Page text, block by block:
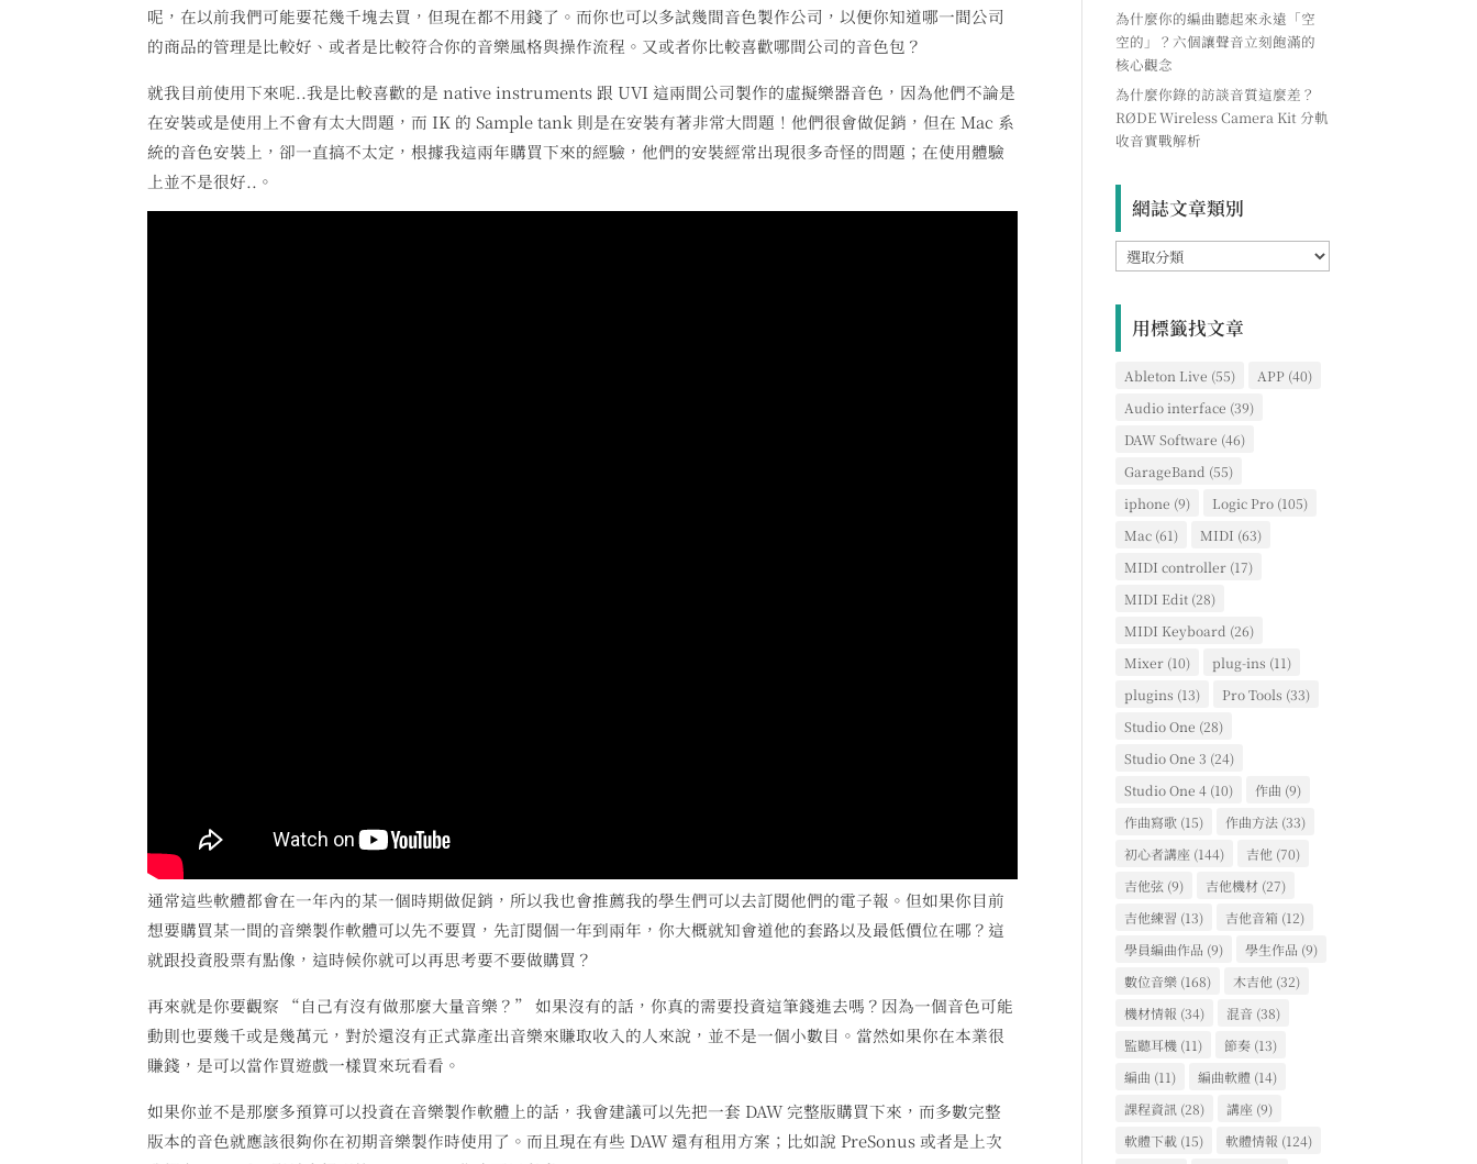
呢，在以前我們可能要花幾千塊去買，但現在都不用錢了。而你也可以多試幾間音色製作公司，以便你知道哪一間公司
的商品的管理是比較好、或者是比較符合你的音樂風格與操作流程。又或者你比較喜歡哪間公司的音色包？
就我目前使用下來呢..我是比較喜歡的是 native instruments 跟 UVI 這兩間公司製作的虛擬樂器音色，因為他們不論是
在安裝或是使用上不會有太大問題，而 IK 的 Sample tank 則是在安裝有著非常大問題！他們很會做促銷，但在 Mac 系
統的音色安裝上，卻一直搞不太定，根據我這兩年購買下來的經驗，他們的安裝經常出現很多奇怪的問題；在使用體驗
上並不是很好..。
通常這些軟體都會在一年內的某一個時期做促銷，所以我也會推薦我的學生們可以去訂閱他們的電子報。但如果你目前
想要購買某一間的音樂製作軟體可以先不要買，先訂閱個一年到兩年，你大概就知會道他的套路以及最低價位在哪？這
就跟投資股票有點像，這時候你就可以再思考要不要做購買？
再來就是你要觀察 “自己有沒有做那麼大量音樂？” 如果沒有的話，你真的需要投資這筆錢進去嗎？因為一個音色可能
動則也要幾千或是幾萬元，對於還沒有正式靠產出音樂來賺取收入的人來說，並不是一個小數目。當然如果你在本業很
賺錢，是可以當作買遊戲一樣買來玩看看。
如果你並不是那麼多預算可以投資在音樂製作軟體上的話，我會建議可以先把一套 DAW 完整版購買下來，而多數完整
版本的音色就應該很夠你在初期音樂製作時使用了。而且現在有些 DAW 還有租用方案；比如說 PreSonus 或者是上次
為什麼你的編曲聽起來永遠「空
空的」？六個讓聲音立刻飽滿的
核心觀念
為什麼你錄的訪談音質這麼差？
RØDE Wireless Camera Kit 分軌
收音實戰解析
網誌文章類別
網
誌
別
用標籤找文章
Ableton Live (55) APP (40)
Audio interface (39)
DAW Software (46)
GarageBand (55)
iphone (9) Logic Pro (105)
Mac (61) MIDI (63)
MIDI controller (17)
MIDI Edit (28)
MIDI Keyboard (26)
Mixer (10) plug-ins (11)
plugins (13) Pro Tools (33)
Studio One (28)
Studio One 3 (24)
Studio One 4 (10) 作曲 (9)
作曲寫歌 (15) 作曲方法 (33)
初心者講座 (144) 吉他 (70)
吉他弦 (9) 吉他機材 (27)
吉他練習 (13) 吉他音箱 (12)
學員編曲作品 (9) 學生作品 (9)
數位音樂 (168) 木吉他 (32)
機材情報 (34) 混音 (38)
監聽耳機 (11) 節奏 (13)
編曲 (11) 編曲軟體 (14)
課程資訊 (28) 講座 (9)
軟體下載 (15) 軟體情報 (124)